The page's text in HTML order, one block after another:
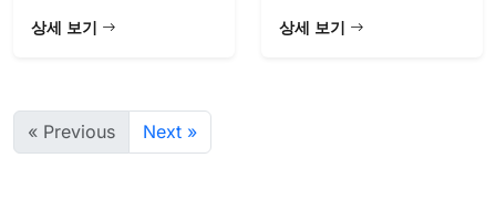
상세 보기 상세 보기
« Previous Next »